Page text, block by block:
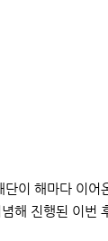
이 해마다 이어
해 진행된 이번